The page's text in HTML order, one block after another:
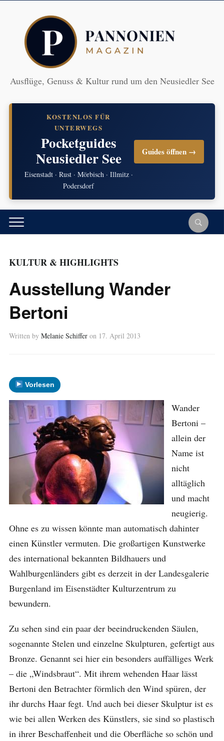
Ausflüge, Genuss & Kultur rund um den Neusiedler See
KOSTENLOS FÜR
UNTERWEGS
Pocketguides
Neusiedler See
Eisenstadt · Rust · Mörbisch · Illmitz ·
Podersdorf
Guides öffnen →
KULTUR & HIGHLIGHTS
Ausstellung Wander
Bertoni
Written by Melanie Schiffer on 17. April 2013
Vorlesen
Wander
Bertoni –
allein der
Name ist
nicht
alltäglich
und macht
neugierig.
Ohne es zu wissen könnte man automatisch dahinter
einen Künstler vermuten. Die großartigen Kunstwerke
des international bekannten Bildhauers und
Wahlburgenländers gibt es derzeit in der Landesgalerie
Burgenland im Eisenstädter Kulturzentrum zu
bewundern.
Zu sehen sind ein paar der beeindruckenden Säulen,
sogenannte Stelen und einzelne Skulpturen, gefertigt aus
Bronze. Genannt sei hier ein besonders auffälliges Werk
– die „Windsbraut“. Mit ihrem wehenden Haar lässt
Bertoni den Betrachter förmlich den Wind spüren, der
ihr durchs Haar fegt. Und auch bei dieser Skulptur ist es
wie bei allen Werken des Künstlers, sie sind so plastisch
in ihrer Beschaffenheit und die Oberfläche so schön und